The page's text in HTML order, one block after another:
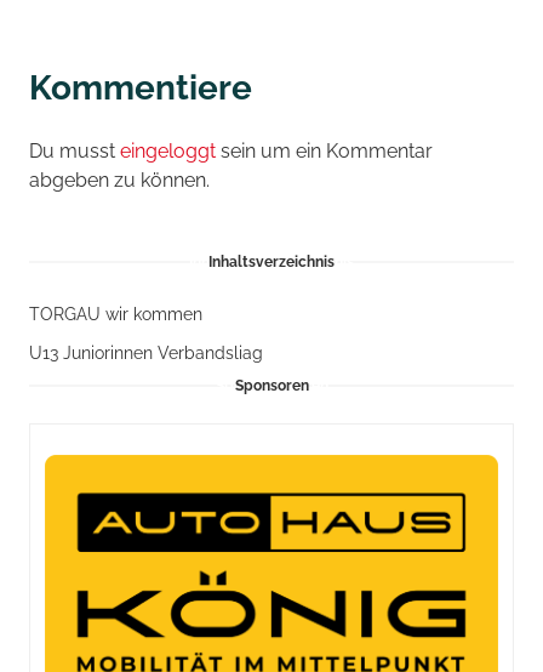
Kommentiere
Du musst eingeloggt sein um ein Kommentar
abgeben zu können.
Inhaltsverzeichnis
TORGAU wir kommen
U13 Juniorinnen Verbandsliag
Sponsoren